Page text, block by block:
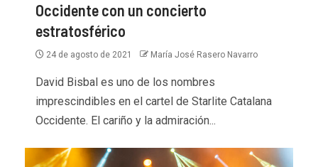
Occidente con un concierto
estratosférico
24 de agosto de 2021 María José Rasero Navarro
David Bisbal es uno de los nombres
imprescindibles en el cartel de Starlite Catalana
Occidente. El cariño y la admiración...